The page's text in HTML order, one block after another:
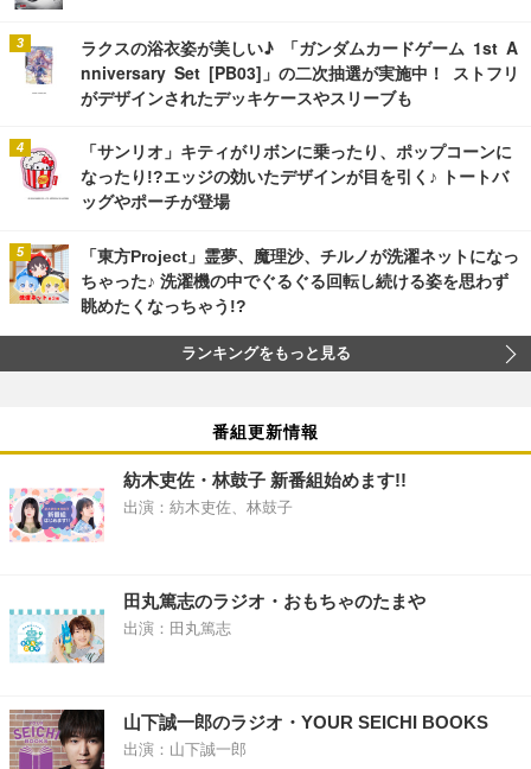
ラクスの浴衣姿が美しい♪ 「ガンダムカードゲーム 1st A
nniversary Set [PB03]」の二次抽選が実施中！ ストフリ
がデザインされたデッキケースやスリーブも
「サンリオ」キティがリボンに乗ったり、ポップコーンに
なったり!?エッジの効いたデザインが目を引く♪ トートバ
ッグやポーチが登場
「東方Project」霊夢、魔理沙、チルノが洗濯ネットになっ
ちゃった♪ 洗濯機の中でぐるぐる回転し続ける姿を思わず
眺めたくなっちゃう!?
ランキングをもっと見る
番組更新情報
紡木吏佐・林鼓子 新番組始めます!!
出演：紡木吏佐、林鼓子
田丸篤志のラジオ・おもちゃのたまや
出演：田丸篤志
山下誠一郎のラジオ・YOUR SEICHI BOOKS
出演：山下誠一郎